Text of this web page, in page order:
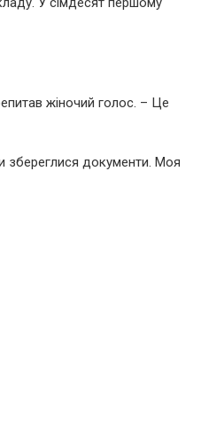
жіночий голос. – Це
збереглися документи. Моя